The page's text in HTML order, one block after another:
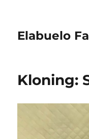
Elabuelo
Kloning: